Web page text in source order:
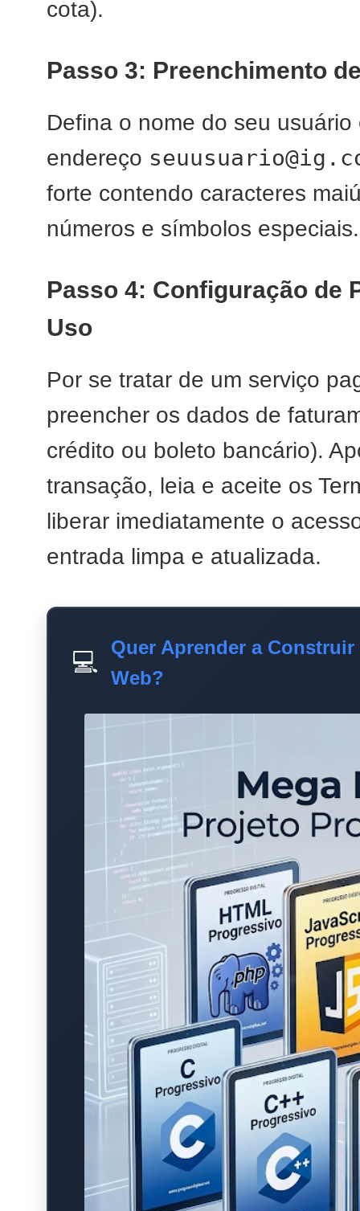
cota).
Passo 3: Preenchimento
Defina o nome do seu
endereço
forte contendo caracteres
números e símbolos especiais.
Passo 4: Configuração de
Uso
Por se tratar de um serviço
preencher os dados de
crédito ou boleto bancário).
transação, leia e aceite os
liberar imediatamente o
entrada limpa e atualizada.
💻
Quer Aprender a
Web?